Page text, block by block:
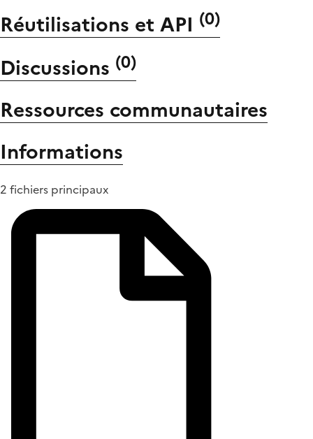
Réutilisations et API (0)
Discussions (0)
Ressources communautaires
Informations
2 fichiers principaux